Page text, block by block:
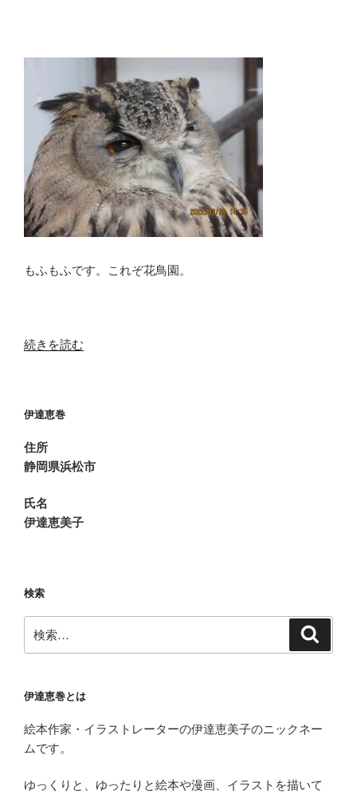
もふもふです。これぞ花鳥園。
“日
掛
川
花
園
に
き
し
た”
続きを読む
伊達恵巻
住所
静岡県浜松市
氏名
伊達恵美子
検索
索:
伊達恵巻とは
絵本作家・イラストレーターの伊達恵美子のニックネー
ムです。
ゆっくりと、ゆったりと絵本や漫画、イラストを描いて